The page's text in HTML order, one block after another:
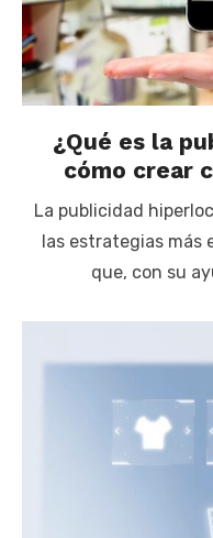
¿Qué es la
cómo crear
La publicidad
las estrategias más
que, con su